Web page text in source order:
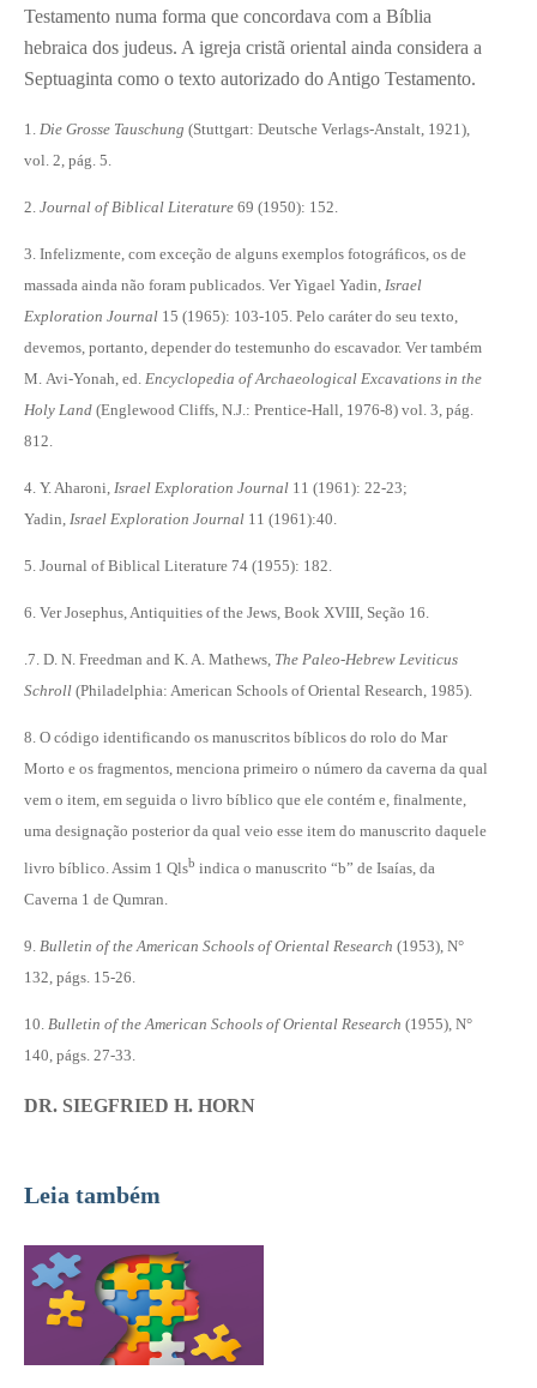
Testamento numa forma que concordava com a Bíblia
hebraica dos judeus. A igreja cristã oriental ainda considera a
Septuaginta como o texto autorizado do Antigo Testamento.
1. Die Grosse Tauschung (Stuttgart: Deutsche Verlags-Anstalt, 1921),
vol. 2, pág. 5.
2. Journal of Biblical Literature 69 (1950): 152.
3. Infelizmente, com exceção de alguns exemplos fotográficos, os de
massada ainda não foram publicados. Ver Yigael Yadin, Israel
Exploration Journal 15 (1965): 103-105. Pelo caráter do seu texto,
devemos, portanto, depender do testemunho do escavador. Ver também
M. Avi-Yonah, ed. Encyclopedia of Archaeological Excavations in the
Holy Land (Englewood Cliffs, N.J.: Prentice-Hall, 1976-8) vol. 3, pág.
812.
4. Y. Aharoni, Israel Exploration Journal 11 (1961): 22-23;
Yadin, Israel Exploration Journal 11 (1961):40.
5. Journal of Biblical Literature 74 (1955): 182.
6. Ver Josephus, Antiquities of the Jews, Book XVIII, Seção 16.
.7. D. N. Freedman and K. A. Mathews, The Paleo-Hebrew Leviticus
Schroll (Philadelphia: American Schools of Oriental Research, 1985).
8. O código identificando os manuscritos bíblicos do rolo do Mar
Morto e os fragmentos, menciona primeiro o número da caverna da qual
vem o item, em seguida o livro bíblico que ele contém e, finalmente,
uma designação posterior da qual veio esse item do manuscrito daquele
livro bíblico. Assim 1 Qlsb indica o manuscrito “b” de Isaías, da
Caverna 1 de Qumran.
9. Bulletin of the American Schools of Oriental Research (1953), N°
132, págs. 15-26.
10. Bulletin of the American Schools of Oriental Research (1955), N°
140, págs. 27-33.
DR. SIEGFRIED H. HORN
Leia também